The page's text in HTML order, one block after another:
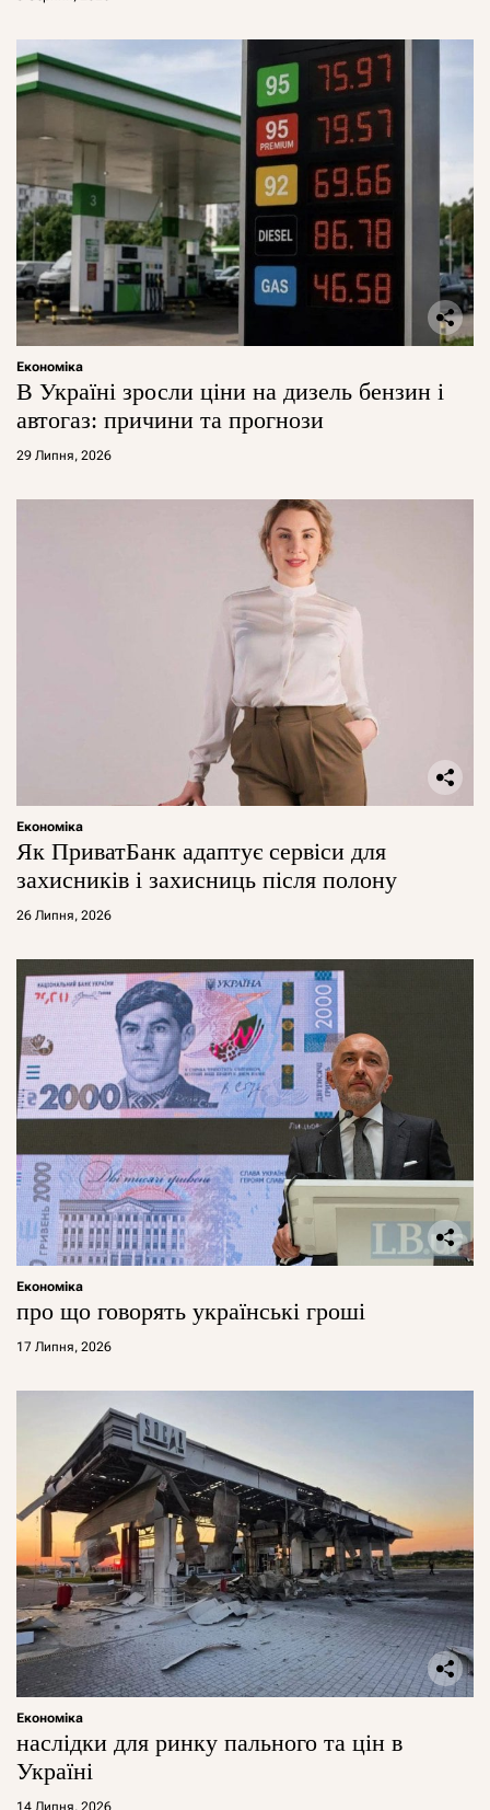
Економіка
В Україні зросли ціни на дизель бензин і
автогаз: причини та прогнози
29 Липня, 2026
Економіка
Як ПриватБанк адаптує сервіси для
захисників і захисниць після полону
26 Липня, 2026
Економіка
про що говорять українські гроші
17 Липня, 2026
Економіка
наслідки для ринку пального та цін в
Україні
14 Липня, 2026